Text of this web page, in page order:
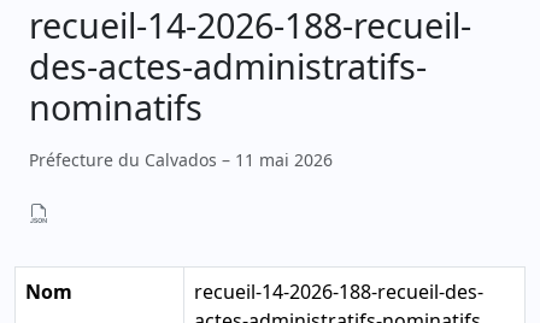
recueil-14-2026-188-recueil-
des-actes-administratifs-
nominatifs
Préfecture du Calvados – 11 mai 2026
Nom
recueil-14-2026-188-recueil-des-